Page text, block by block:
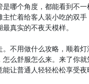
哪个角度，都能看到不
忙着给客人装小吃的双
真实的不夜天模样。
不用做什么攻略，顺着
么舒服怎么来。来了你
让普通人轻轻松松享受